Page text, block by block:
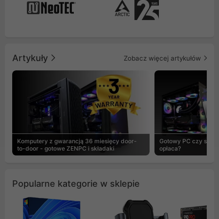
Artykuły Zobacz więcej artykułów
Komputery z gwarancją 36 miesięcy door-
to-door - gotowe ZENPC i składaki
Gotowy PC czy
opłaca?
Popularne kategorie w sklepie